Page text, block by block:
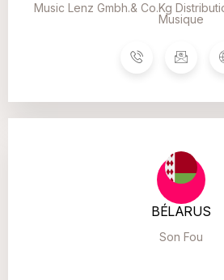
Music Lenz Gmbh.& Co.kg
Musique
BÉLARUS
Son Fou